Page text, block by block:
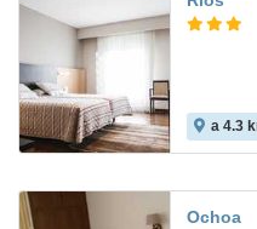
a 4.3
Ochoa